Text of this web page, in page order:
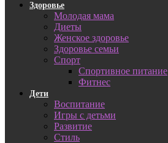
Здоровье
Молодая мама
Диеты
Женское здоровье
Здоровье семьи
Спорт
Спортивное питание
Фитнес
Дети
Воспитание
Игры с детьми
Развитие
Стиль